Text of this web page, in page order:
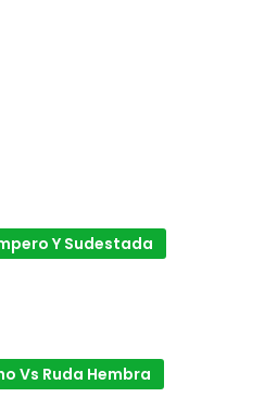
Y Sudestada
Vs Ruda Hembra